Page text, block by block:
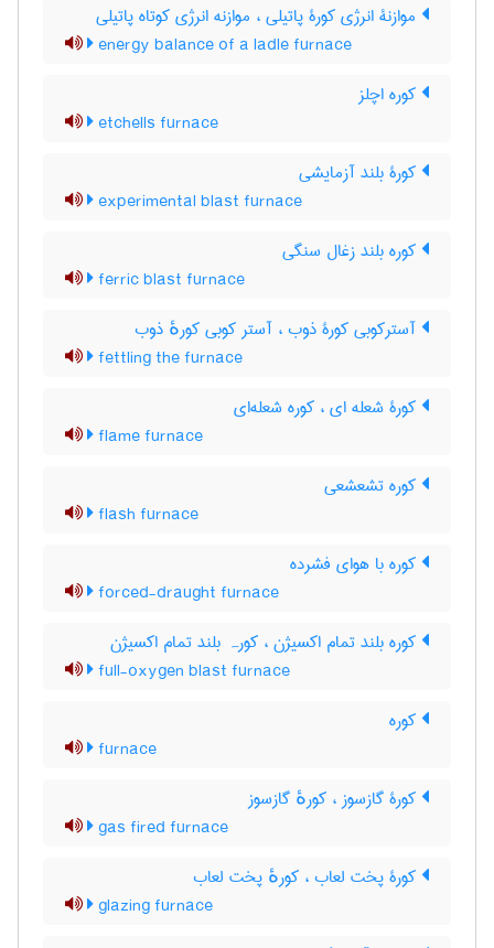
موازنۀ انرژی کورۀ پاتیلی ، موازنه انرژی کوتاه پاتیلی
energy balance of a ladle furnace
کوره اچلز
etchells furnace
کورۀ بلند آزمایشی
experimental blast furnace
کوره بلند زغال سنگی
ferric blast furnace
آسترکوبی کورۀ ذوب ، آستر کوبی کورهٔ ذوب
fettling the furnace
کورۀ شعله ای ، کوره شعله‌ای
flame furnace
کوره تشعشعی
flash furnace
کوره با هوای فشرده
forced-draught furnace
کوره بلند تمام اکسیژن ، کورہ بلند تمام اکسیژن
full-oxygen blast furnace
کوره
furnace
کورۀ گازسوز ، کورهٔ گازسوز
gas fired furnace
کورۀ پخت لعاب ، کورهٔ پخت لعاب
glazing furnace